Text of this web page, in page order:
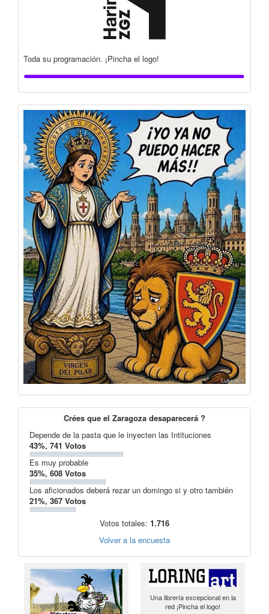
Toda su programación. ¡Pincha el logo!
Crées que el Zaragoza desaparecerá ?
Depende de la pasta que le inyecten las Intituciones
43%, 741 Votos
Es muy probable
35%, 608 Votos
Los aficionados deberá rezar un domingo si y otro también
21%, 367 Votos
Votos totales: 1.716
Volver a la encuesta
Una librería excepcional en la
red ¡Pincha el logo!